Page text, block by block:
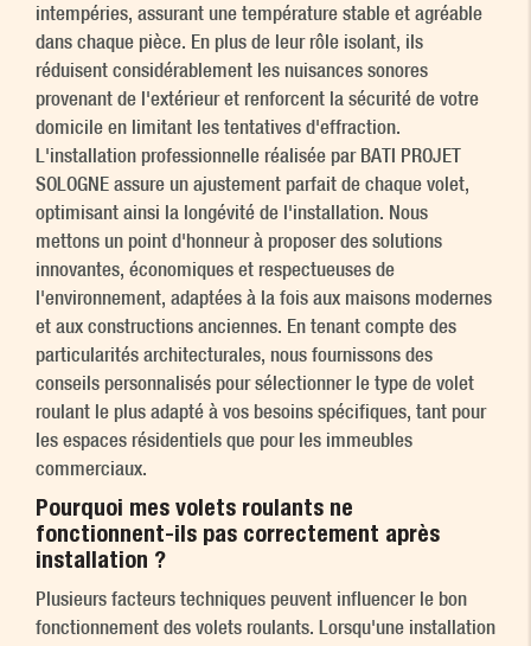
intempéries, assurant une température stable et agréable
dans chaque pièce. En plus de leur rôle isolant, ils
réduisent considérablement les nuisances sonores
provenant de l'extérieur et renforcent la sécurité de votre
domicile en limitant les tentatives d'effraction.
L'installation professionnelle réalisée par BATI PROJET
SOLOGNE assure un ajustement parfait de chaque volet,
optimisant ainsi la longévité de l'installation. Nous
mettons un point d'honneur à proposer des solutions
innovantes, économiques et respectueuses de
l'environnement, adaptées à la fois aux maisons modernes
et aux constructions anciennes. En tenant compte des
particularités architecturales, nous fournissons des
conseils personnalisés pour sélectionner le type de volet
roulant le plus adapté à vos besoins spécifiques, tant pour
les espaces résidentiels que pour les immeubles
commerciaux.
Pourquoi mes volets roulants ne
fonctionnent-ils pas correctement après
installation ?
Plusieurs facteurs techniques peuvent influencer le bon
fonctionnement des volets roulants. Lorsqu'une installation